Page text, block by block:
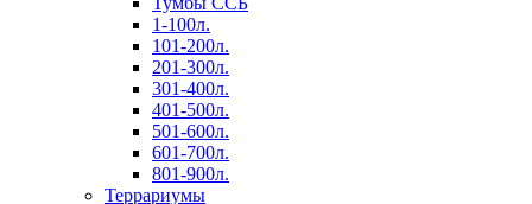
1-100л.
101-200л.
201-300л.
301-400л.
401-500л.
501-600л.
601-700л.
801-900л.
Террариумы